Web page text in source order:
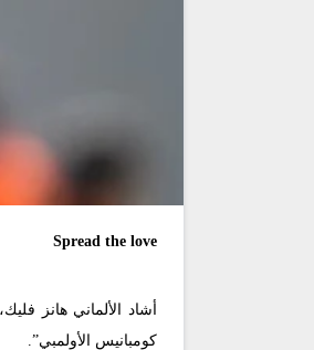
Spread the love
كومبانيس الأولمبي”.